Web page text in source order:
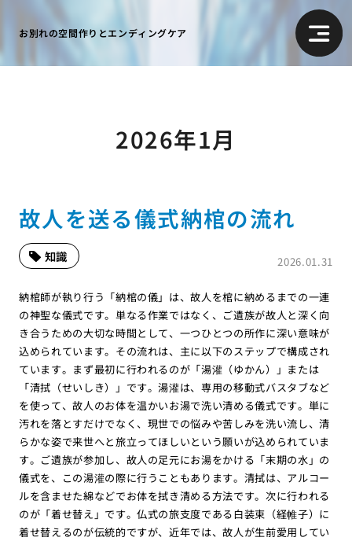
お別れの空間作りとエンディングケア
2026年1月
故人を送る儀式納棺の流れ
2026.01.31
知識
納棺師が執り行う「納棺の儀」は、故人を棺に納めるまでの一連
の神聖な儀式です。単なる作業ではなく、ご遺族が故人と深く向
き合うための大切な時間として、一つひとつの所作に深い意味が
込められています。その流れは、主に以下のステップで構成され
ています。まず最初に行われるのが「湯灌（ゆかん）」または
「清拭（せいしき）」です。湯灌は、専用の移動式バスタブなど
を使って、故人のお体を温かいお湯で洗い清める儀式です。単に
汚れを落とすだけでなく、現世での悩みや苦しみを洗い流し、清
らかな姿で来世へと旅立ってほしいという願いが込められていま
す。ご遺族が参加し、故人の足元にお湯をかける「末期の水」の
儀式を、この湯灌の際に行うこともあります。清拭は、アルコー
ルを含ませた綿などでお体を拭き清める方法です。次に行われる
のが「着せ替え」です。仏式の旅支度である白装束（経帷子）に
着せ替えるのが伝統的ですが、近年では、故人が生前愛用してい